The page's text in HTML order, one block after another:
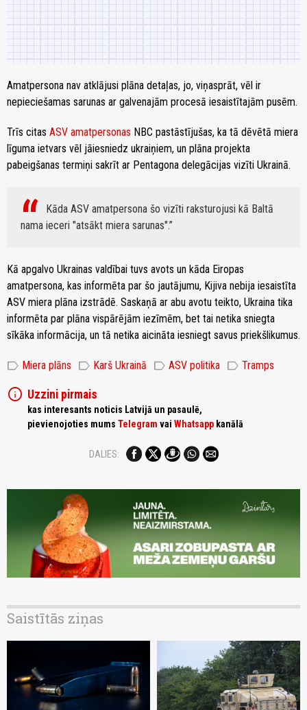
Amatpersona nav atklājusi plāna detaļas, jo, viņasprāt, vēl ir
nepieciešamas sarunas ar galvenajām procesā iesaistītajām pusēm.
Trīs citas ASV amatpersonas NBC pastāstījušas, ka tā dēvētā miera
līguma ietvars vēl jāiesniedz ukraiņiem, un plāna projekta
pabeigšanas termiņi sakrīt ar Pentagona delegācijas vizīti Ukrainā.
Kāda ASV amatpersona šo vizīti raksturojusi kā Baltā
nama ieceri "atsākt miera sarunas".
Kā apgalvo Ukrainas valdībai tuvs avots un kāda Eiropas
amatpersona, kas informēta par šo jautājumu, Kijiva nebija iesaistīta
ASV miera plāna izstrādē. Saskaņā ar abu avotu teikto, Ukraina tika
informēta par plāna vispārējām iezīmēm, bet tai netika sniegta
sīkāka informācija, un tā netika aicināta iesniegt savus priekšlikumus.
label Miera plāns label Karš Ukrainā label ASV politika label Tramps
info Uzzini pirmais
kas interesants noticis Latvijā un pasaulē,
pievienojoties mums Telegram vai Whatsapp kanālā
DALIES:
Saistītās ziņas